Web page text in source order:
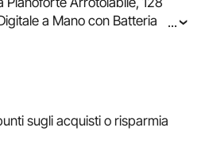
a Mano con Batteria
W Display LED 5 Porte
...
sugli acquisti o risparmia